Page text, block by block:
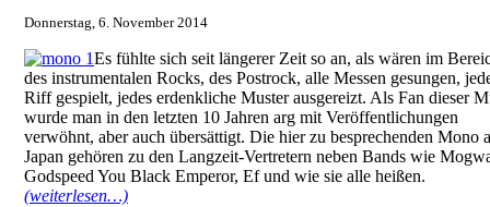
Donnerstag, 6. November 2014
Es fühlte sich seit längerer Zeit so an, als wären im
des instrumentalen Rocks, des Postrock, alle Messen gesungen,
Riff gespielt, jedes erdenkliche Muster ausgereizt. Als Fan dieser
wurde man in den letzten 10 Jahren arg mit Veröffentlichungen
verwöhnt, aber auch übersättigt. Die hier zu besprechenden Mono
Japan gehören zu den Langzeit-Vertretern neben Bands wie
Godspeed You Black Emperor, Ef und wie sie alle heißen.
(weiterlesen…)